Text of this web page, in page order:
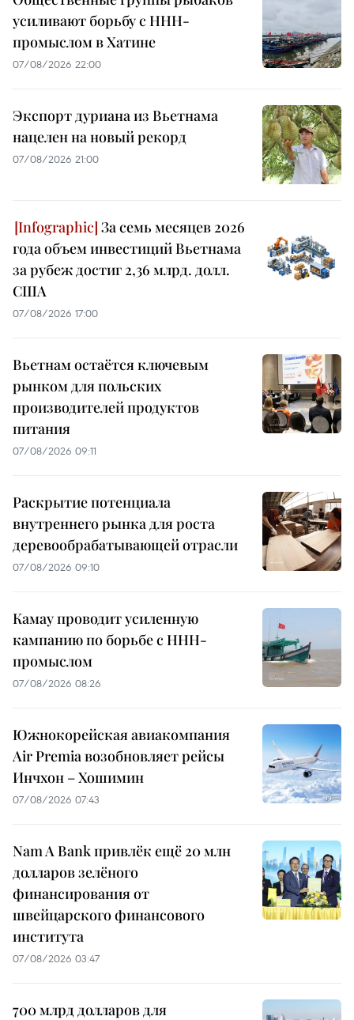
усиливают борьбу с ННН-
промыслом в Хатине
07/08/2026 22:00
Экспорт дуриана из Вьетнама
нацелен на новый рекорд
07/08/2026 21:00
За семь месяцев 2026
года объем инвестиций Вьетнама
за рубеж достиг 2,36 млрд. долл.
США
07/08/2026 17:00
Вьетнам остаётся ключевым
рынком для польских
производителей продуктов
питания
07/08/2026 09:11
Раскрытие потенциала
внутреннего рынка для роста
деревообрабатывающей отрасли
07/08/2026 09:10
Камау проводит усиленную
кампанию по борьбе с ННН-
промыслом
07/08/2026 08:26
Южнокорейская авиакомпания
Air Premia возобновляет рейсы
Инчхон – Хошимин
07/08/2026 07:43
Nam A Bank привлёк ещё 20 млн
долларов зелёного
финансирования от
швейцарского финансового
института
07/08/2026 03:47
700 млрд долларов для